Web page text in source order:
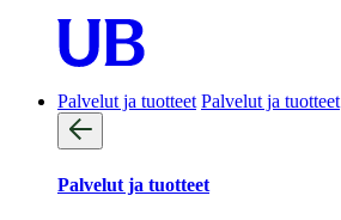
Palvelut ja tuotteet Palvelut ja tuotteet
Palvelut ja tuotteet